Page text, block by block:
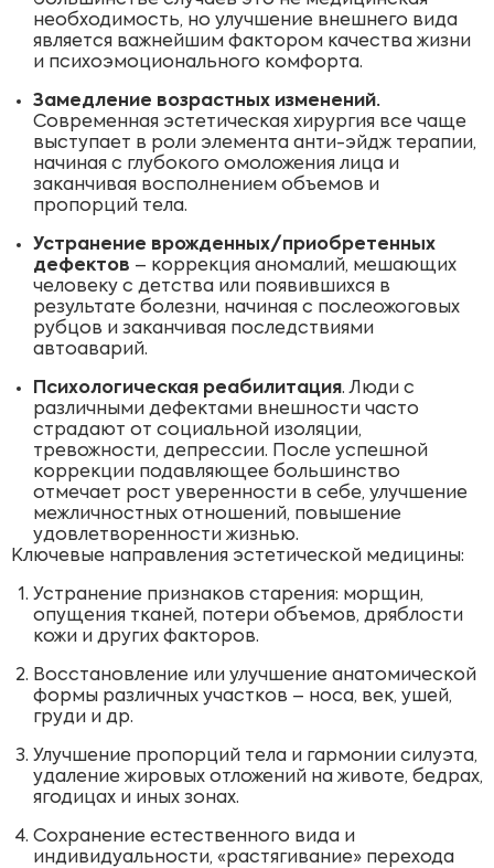
необходимость, но улучшение внешнего вида
является важнейшим фактором качества жизни
и психоэмоционального комфорта.
Замедление возрастных изменений.
Современная эстетическая хирургия все чаще
выступает в роли элемента анти-эйдж терапии,
начиная с глубокого омоложения лица и
заканчивая восполнением объемов и
пропорций тела.
Устранение врожденных/приобретенных
дефектов – коррекция аномалий, мешающих
человеку с детства или появившихся в
результате болезни, начиная с послеожоговых
рубцов и заканчивая последствиями
автоаварий.
Психологическая реабилитация. Люди с
различными дефектами внешности часто
страдают от социальной изоляции,
тревожности, депрессии. После успешной
коррекции подавляющее большинство
отмечает рост уверенности в себе, улучшение
межличностных отношений, повышение
удовлетворенности жизнью.
Ключевые направления эстетической медицины:
Устранение признаков старения: морщин,
опущения тканей, потери объемов, дряблости
кожи и других факторов.
Восстановление или улучшение анатомической
формы различных участков – носа, век, ушей,
груди и др.
Улучшение пропорций тела и гармонии силуэта,
удаление жировых отложений на животе, бедрах,
ягодицах и иных зонах.
Сохранение естественного вида и
индивидуальности, «растягивание» перехода